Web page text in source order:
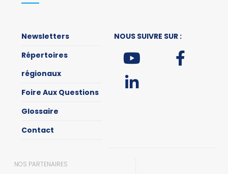
Newsletters
Répertoires
régionaux
Foire Aux Questions
Glossaire
Contact
NOUS SUIVRE SUR :
NOS PARTENAIRES